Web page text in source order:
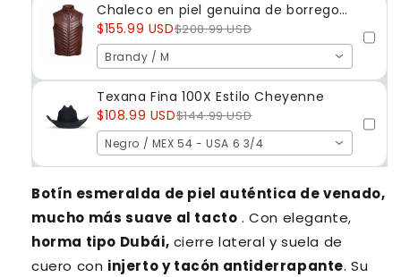
Chaleco en piel genuina de borrego
PE903
$155.99 USD$208.99 USD
Brandy / M
Texana Fina 100X Estilo Cheyenne
$108.99 USD$144.99 USD
Negro / MEX 54 - USA 6 3/4
Botín esmeralda de piel auténtica de venado,
mucho más suave al tacto . Con elegante,
horma tipo Dubái, cierre lateral y suela de
cuero con injerto y tacón antiderrapante. Su